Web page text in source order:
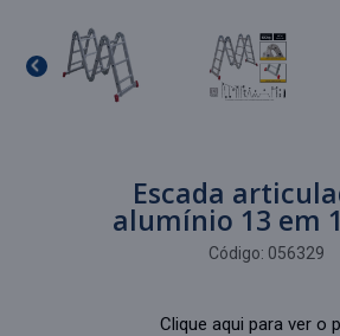
Escada
alumínio 13 em
Código: 056329
Clique aqui para ver o